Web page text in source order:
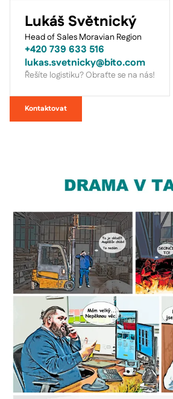
Lukáš Světnický
Head of Sales Moravian Region
+420 739 633 516
lukas.svetnicky@bito.com
Řešíte logistiku? Obraťte se na nás!
Kontaktovat